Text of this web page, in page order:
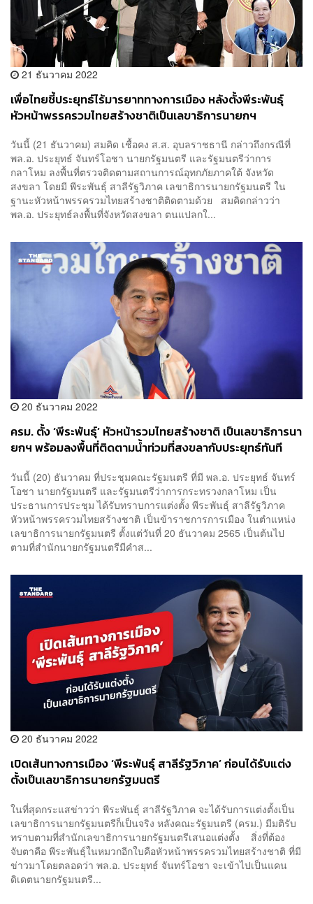
21 ธันวาคม 2022
เพื่อไทยชี้ประยุทธ์ไร้มารยาททางการเมือง หลังตั้งพีระพันธุ์
หัวหน้าพรรครวมไทยสร้างชาติเป็นเลขาธิการนายกฯ
วันนี้ (21 ธันวาคม) สมคิด เชื้อคง ส.ส. อุบลราชธานี กล่าวถึงกรณีที่
พล.อ. ประยุทธ์ จันทร์โอชา นายกรัฐมนตรี และรัฐมนตรีว่าการ
กลาโหม ลงพื้นที่ตรวจติดตามสถานการณ์อุทกภัยภาคใต้ จังหวัด
สงขลา โดยมี พีระพันธุ์ สาลีรัฐวิภาค เลขาธิการนายกรัฐมนตรี ใน
ฐานะหัวหน้าพรรครวมไทยสร้างชาติติดตามด้วย สมคิดกล่าวว่า
พล.อ. ประยุทธ์ลงพื้นที่จังหวัดสงขลา ตนแปลกใ...
20 ธันวาคม 2022
ครม. ตั้ง ‘พีระพันธุ์’ หัวหน้ารวมไทยสร้างชาติ เป็นเลขาธิการนา
ยกฯ พร้อมลงพื้นที่ติดตามน้ำท่วมที่สงขลากับประยุทธ์ทันที
วันนี้ (20) ธันวาคม ที่ประชุมคณะรัฐมนตรี ที่มี พล.อ. ประยุทธ์ จันทร์
โอชา นายกรัฐมนตรี และรัฐมนตรีว่าการกระทรวงกลาโหม เป็น
ประธานการประชุม ได้รับทราบการแต่งตั้ง พีระพันธุ์ สาลีรัฐวิภาค
หัวหน้าพรรครวมไทยสร้างชาติ เป็นข้าราชการการเมือง ในตำแหน่ง
เลขาธิการนายกรัฐมนตรี ตั้งแต่วันที่ 20 ธันวาคม 2565 เป็นต้นไป
ตามที่สำนักนายกรัฐมนตรีมีคำส...
20 ธันวาคม 2022
เปิดเส้นทางการเมือง ‘พีระพันธุ์ สาลีรัฐวิภาค’ ก่อนได้รับแต่ง
ตั้งเป็นเลขาธิการนายกรัฐมนตรี
ในที่สุดกระแสข่าวว่า พีระพันธุ์ สาลีรัฐวิภาค จะได้รับการแต่งตั้งเป็น
เลขาธิการนายกรัฐมนตรีก็เป็นจริง หลังคณะรัฐมนตรี (ครม.) มีมติรับ
ทราบตามที่สำนักเลขาธิการนายกรัฐมนตรีเสนอแต่งตั้ง สิ่งที่ต้อง
จับตาคือ พีระพันธุ์ในหมวกอีกใบคือหัวหน้าพรรครวมไทยสร้างชาติ ที่มี
ข่าวมาโดยตลอดว่า พล.อ. ประยุทธ์ จันทร์โอชา จะเข้าไปเป็นแคน
ดิเดตนายกรัฐมนตรี...